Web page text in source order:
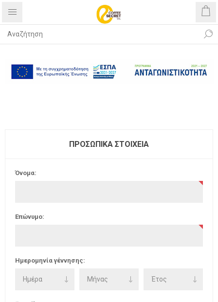
Δωρεάν αποστολή με αγορές άνω
ΠΡΟΣΩΠΙΚΆ ΣΤΟΙΧΕΊΑ
Όνομα:
Επώνυμο:
Ημερομηνία γέννησης: